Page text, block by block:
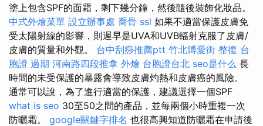
塗上包含SPF的面霜，剩下幾分鐘，然後隨後裝飾化妝品。
中式外燴菜單 設立辦事處 喬骨 ssl 如果不適當保護皮膚免
受太陽射線的影響，則遲早是UVA和UVB輻射克服了皮膚/
皮膚的質量和外觀。 台中刮痧推薦ptt 竹北博愛街 整復 台
胞證 過期 河南路四段推拿 外燴 台胞證台北 seo是什么 長
時間的未受保護的暴露會導致皮膚灼熱和皮膚癌的風險。
通常可以說，為了進行適當的保護，建議選擇一個SPF
what is seo 30至50之間的產品，並每兩個小時重複一次
防曬霜。 google關鍵字排名 也很高興知道防曬霜在申請後